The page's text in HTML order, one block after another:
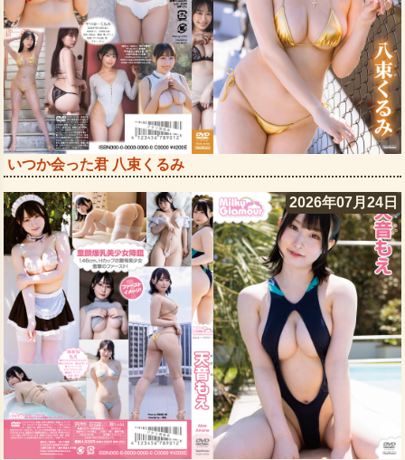
いつか会った君 八束くるみ
2026年07月24日